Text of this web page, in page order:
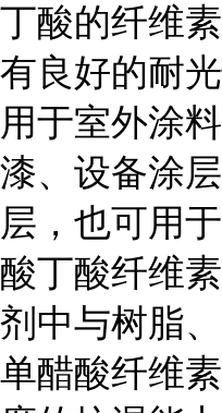
丁酸的纤维
有良好的耐
用于室外涂
漆、设备涂
层，也可用
酸丁酸纤维
剂中与树脂
单醋酸纤维